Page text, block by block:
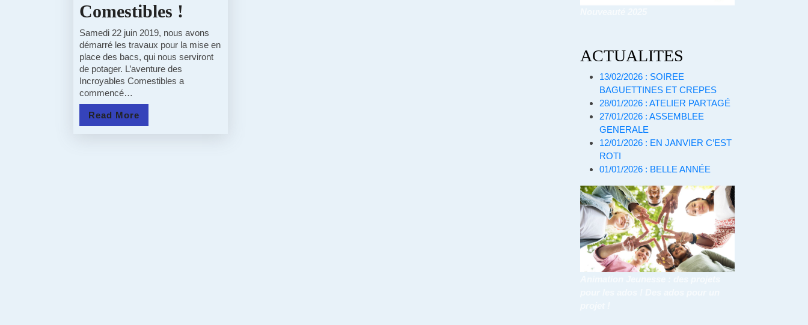
Comestibles !
:
Les
Incroyables
Samedi 22 juin 2019, nous avons
démarré les travaux pour la mise en
place des bacs, qui nous serviront
de potager. L’aventure des
Incroyables Comestibles a
commencé…
Read More
More
ACTUALITES
13/02/2026 : SOIREE
BAGUETTINES ET CREPES
28/01/2026 : ATELIER PARTAGÉ
27/01/2026 : ASSEMBLEE
GENERALE
12/01/2026 : EN JANVIER C’EST
ROTI
01/01/2026 : BELLE ANNÉE